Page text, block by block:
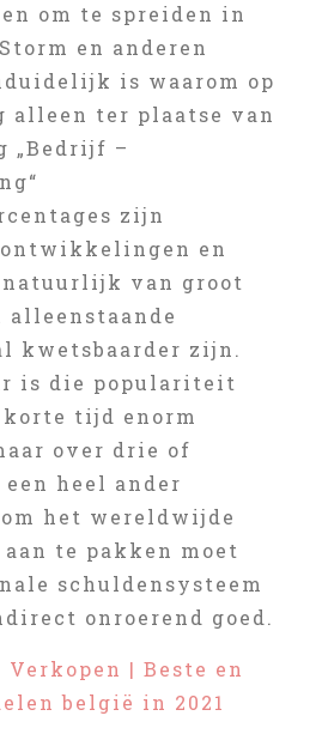
om te spreiden in
en anderen
is waarom op
alleen ter plaatse van
„Bedrijf –
zijn
en
van groot
kwetsbaarder zijn.
is die populariteit
tijd enorm
over drie of
heel ander
het wereldwijde
te pakken moet
schuldensysteem
onroerend goed.
| Beste en
belgië in 2021